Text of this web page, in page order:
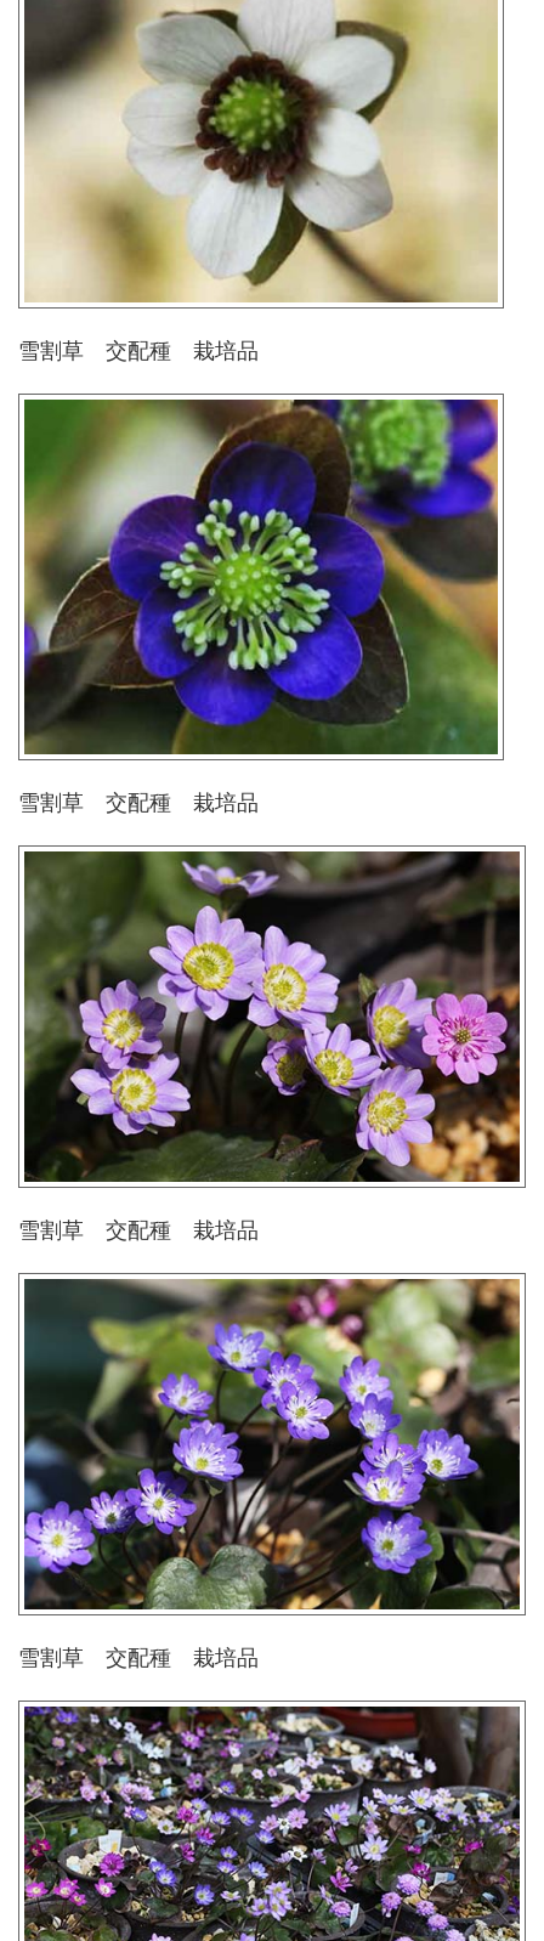
雪割草 交配種 栽培品
雪割草 交配種 栽培品
雪割草 交配種 栽培品
雪割草 交配種 栽培品